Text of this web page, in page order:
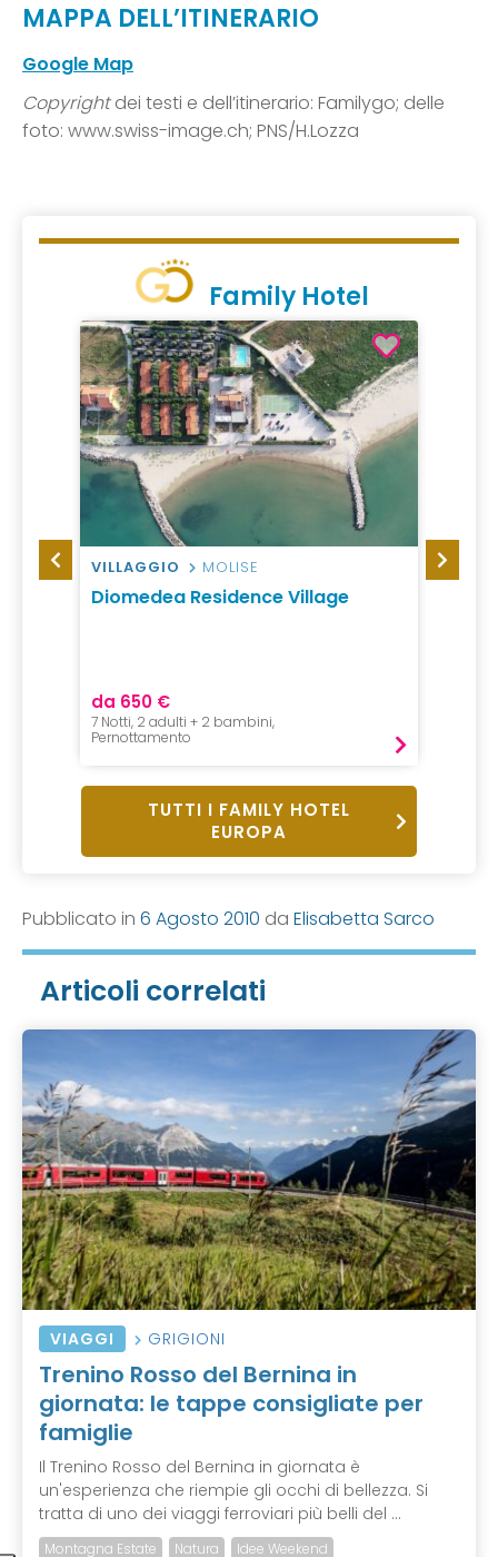
MAPPA DELL’ITINERARIO
Google Map
Copyrightdei testi e dell’itinerario: Familygo; delle
foto: www.swiss-image.ch; PNS/H.Lozza
Family Hotel
VILLAGGIO MOLISE
Diomedea Residence Village
da 650 €
7 Notti, 2 adulti + 2 bambini,
Pernottamento
TUTTI I FAMILY HOTEL
EUROPA
Pubblicato in 6 Agosto 2010 da Elisabetta Sarco
Articoli correlati
VIAGGI GRIGIONI
Trenino Rosso del Bernina in
giornata: le tappe consigliate per
famiglie
Il Trenino Rosso del Bernina in giornata è
un'esperienza che riempie gli occhi di bellezza. Si
tratta di uno dei viaggi ferroviari più belli del ...
Montagna Estate Natura Idee Weekend